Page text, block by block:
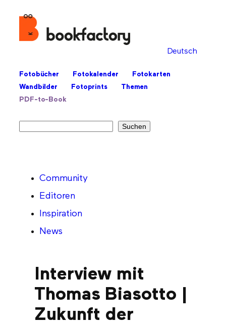
Deutsch
Fotobücher Fotokalender
Fotokarten
Wandbilder
Fotoprints
Themen
PDF-to-Book
Suchen
Community
Editoren
Inspiration
News
Interview mit
Thomas Biasotto |
Zukunft der